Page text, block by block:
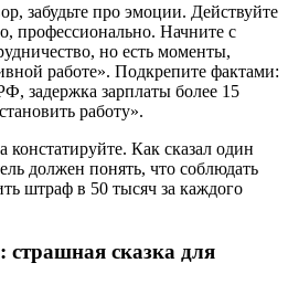
забудьте про эмоции. Действуйте
профессионально. Начните с
но есть моменты,
работе». Подкрепите фактами:
задержка зарплаты более 15
работу».
Как сказал один
должен понять, что соблюдать
штраф в 50 тысяч за каждого
страшная сказка для